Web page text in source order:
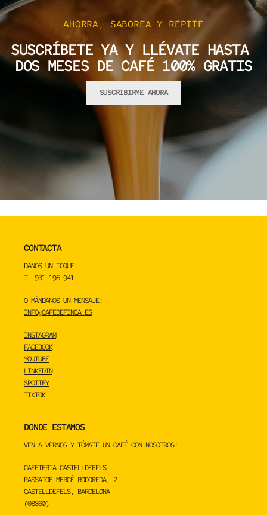
AHORRA, SABOREA Y REPITE
SUSCRÍBETE YA Y LLÉVATE HASTA
DOS MESES DE CAFÉ 100% GRATIS
SUSCRIBIRME AHORA
CONTACTA
DANOS UN TOQUE:
T- 931 196 941
O MÁNDANOS UN MENSAJE:
INFO@CAFEDEFINCA.ES
INSTAGRAM
FACEBOOK
YOUTUBE
LINKEDIN
SPOTIFY
TIKTOK
DONDE ESTAMOS
VEN A VERNOS Y TÓMATE UN CAFÉ CON NOSOTROS:
CAFETERIA CASTELLDEFELS
PASSATGE MERCÈ RODOREDA, 2
CASTELLDEFELS, BARCELONA
(08860)